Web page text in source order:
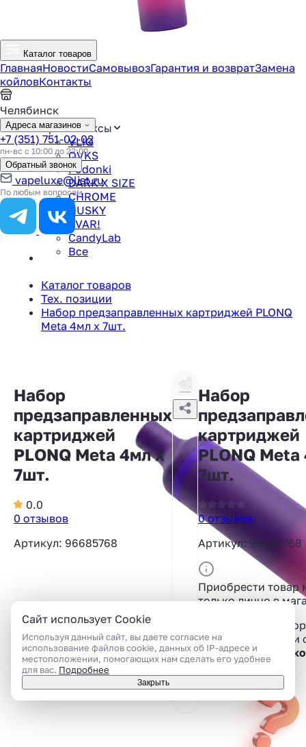
Аромамиксы
VLIQ
QVKS
Podonki
DARK X SIZE
CHROME
HUSKY
TVAR!
CandyLab
Все
Каталог товаров
ГлавнаяНовостиСамовывозГарантия и возвратЗамена
койловКонтакты
Челябинск
Адреса магазинов
+7 (351) 751-02-02
пн-вс с 10:00 до 22:00
Обратный звонок
vapeluxe@list.ru
По любым вопросам
Каталог товаров
Тех. позиции
Набор предзаправленных картриджей PLONQ
Meta 4мл x 7шт.
Набор
предзаправленных
картриджей
PLONQ Meta 4мл x
7шт.
0.0
0 отзывов
Артикул: 96685768
Набор
картриджей
PLONQ
7шт.
0 отзывов
Артикул: 96685768
Приобрести товар
только лично в
Дистанционная
запрещена в связи
Федеральным
ФЗ .
Сайт использует Cookie
Используя данный сайт, вы даете согласие на
использование файлов cookie, данных об IP-адресе и
местоположении, помогающих нам сделать его удобнее
для вас. Подробнее
Закрыть